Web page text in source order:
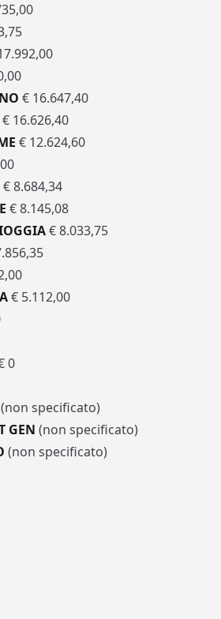
€ 16.647,40
€ 16.626,40
€ 12.624,60
€ 8.684,34
€ 8.145,08
€ 8.033,75
€ 5.112,00
0
(non specificato)
GEN (non specificato)
(non specificato)